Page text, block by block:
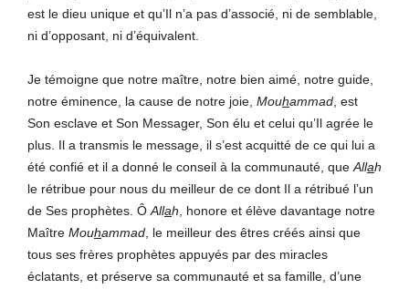
est le dieu unique et qu’Il n’a pas d’associé, ni de semblable,
ni d’opposant, ni d’équivalent.
Je témoigne que notre maître, notre bien aimé, notre guide,
notre éminence, la cause de notre joie, Mouhammad , est
Son esclave et Son Messager, Son élu et celui qu’Il agrée le
plus. Il a transmis le message, il s’est acquitté de ce qui lui a
été confié et il a donné le conseil à la communauté, que Allah
le rétribue pour nous du meilleur de ce dont Il a rétribué l’un
de Ses prophètes. Ô Allah , honore et élève davantage notre
Maître Mouhammad , le meilleur des êtres créés ainsi que
tous ses frères prophètes appuyés par des miracles
éclatants, et préserve sa communauté et sa famille, d’une